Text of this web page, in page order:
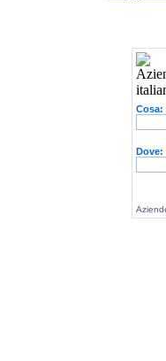
Cosa:
Dove: